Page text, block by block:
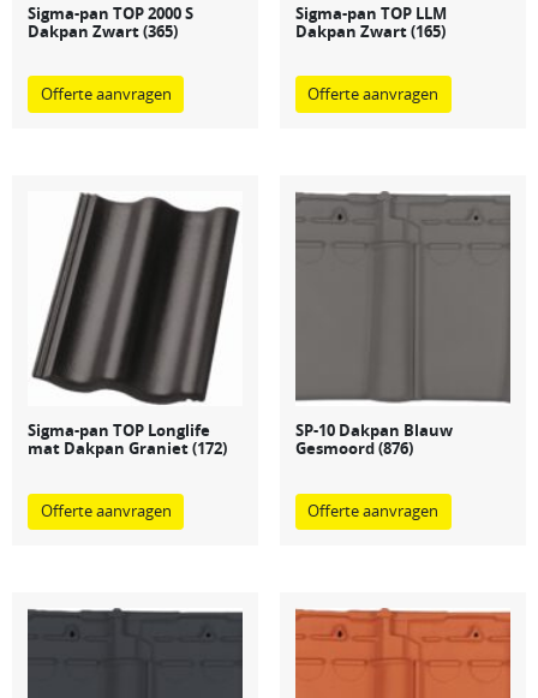
Sigma-pan TOP 2000 S
Dakpan Zwart (365)
Offerte aanvragen
Sigma-pan TOP LLM
Dakpan Zwart (165)
Offerte aanvragen
Sigma-pan TOP Longlife
mat Dakpan Graniet (172)
Offerte aanvragen
SP-10 Dakpan Blauw
Gesmoord (876)
Offerte aanvragen